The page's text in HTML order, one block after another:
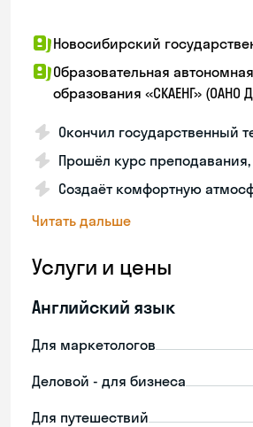
Новосибирский
Образовательная
образования «СКАЕНГ» (ОАНО
Окончил государственный
Прошёл курс
Создаёт комфортную
Читать дальше
Услуги и цены
Английский язык
Для маркетологов
Деловой - для бизнеса
Для путешествий